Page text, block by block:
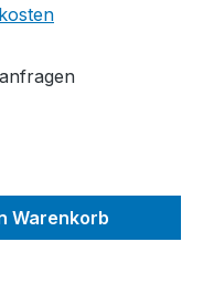
Warenkorb